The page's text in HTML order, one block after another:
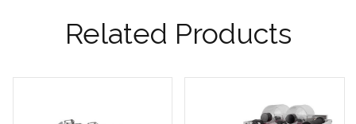
Related Products